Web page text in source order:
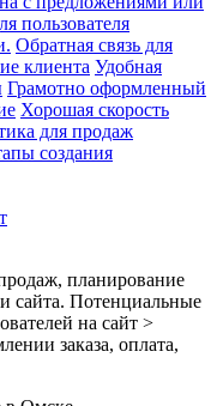
пользователя
Обратная связь для
клиента Удобная
Грамотно оформленный
Хорошая скорость
для продаж
создания
планирование
сайта. Потенциальные
на сайт >
заказа, оплата,